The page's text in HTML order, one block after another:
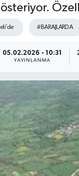
#BARAJLARDA
05.02.2026 - 10:31
YAYINLANMA